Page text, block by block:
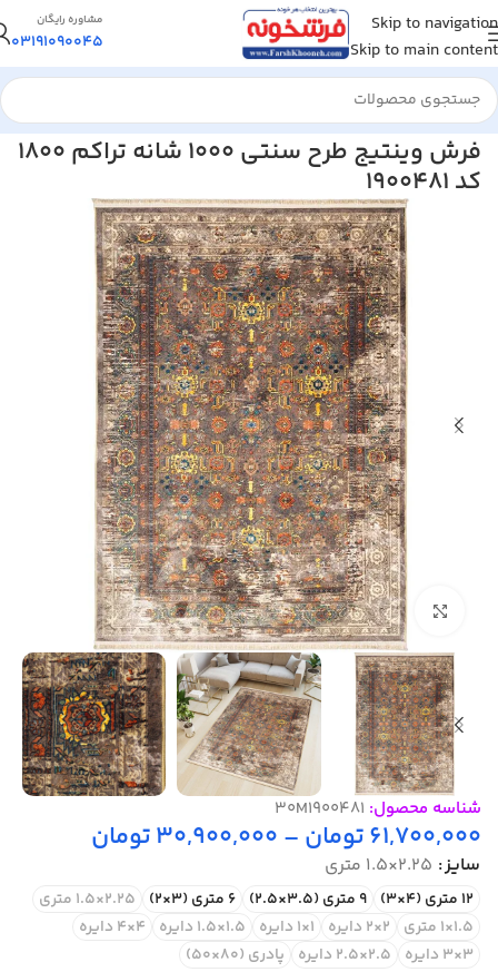
Skip to navigation
Skip to main content
مشاوره رایگان
03191090045
خانه/فرش ماشینی/فرش 1000 شانه
فرش وینتیج طرح سنتی 1000 شانه تراکم 1800
کد 1900481
بزرگنمایی تصویر
شناسه محصول: 30M1900481
61,700,000تومان –
30,900,000تومان
سایز 2.25×1.5 متری
12 متری (4×3) 9 متری (3.5×2.5) 6 متری (3×2)
2.25×1.5 متری
1.5×1 متری
2×2 دایره 1×1 دایره 1.5×1.5 دایره
4×4 دایره
3×3 دایره
2.5×2.5 دایره پادری (80×50)